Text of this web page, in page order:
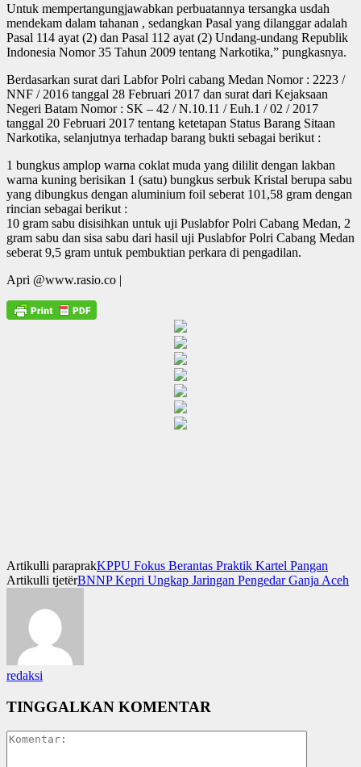
Untuk mempertangungjawabkan perbuatannya tersangka usdah
mendekam dalam tahanan , sedangkan Pasal yang dilanggar adalah
Pasal 114 ayat (2) dan Pasal 112 ayat (2) Undang-undang Republik
Indonesia Nomor 35 Tahun 2009 tentang Narkotika,” pungkasnya.
Berdasarkan surat dari Labfor Polri cabang Medan Nomor : 2223 /
NNF / 2016 tanggal 28 Februari 2017 dan surat dari Kejaksaan
Negeri Batam Nomor : SK – 42 / N.10.11 / Euh.1 / 02 / 2017
tanggal 20 Februari 2017 tentang ketetapan Status Barang Sitaan
Narkotika, selanjutnya terhadap barang bukti sebagai berikut :
1 bungkus amplop warna coklat muda yang dililit dengan lakban
warna kuning berisikan 1 (satu) bungkus serbuk Kristal berupa sabu
yang dibungkus dengan aluminium foil seberat 101,58 gram dengan
rincian sebagai berikut :
10 gram sabu disisihkan untuk uji Puslabfor Polri Cabang Medan, 2
gram sabu dan sisa sabu dari hasil uji Puslabfor Polri Cabang Medan
seberat 9,5 gram untuk pembuktian perkara di pengadilan.
Apri @www.rasio.co |
Artikulli paraprakKPPU Fokus Berantas Praktik Kartel Pangan
Artikulli tjetërBNNP Kepri Ungkap Jaringan Pengedar Ganja Aceh
redaksi
TINGGALKAN KOMENTAR